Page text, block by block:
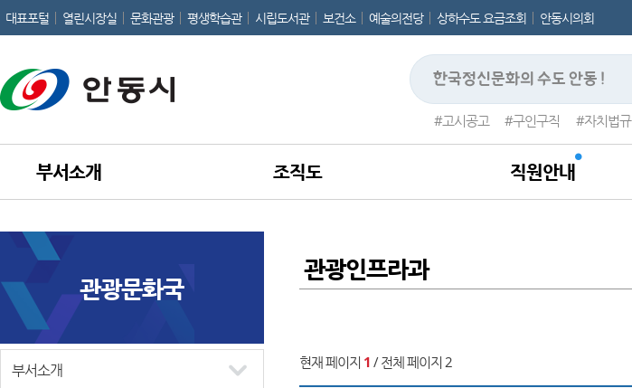
대표포털 열린시장실 문화관광 평생학습관 시립도서관 보건소 예술의전당 상하수도 요금조회 안동시의회
고시공고 구인구직 자치법규
부서소개 조직도 직원안내
관광문화국
부서소개
관광인프라과
현재 페이지 1 / 전체 페이지 2